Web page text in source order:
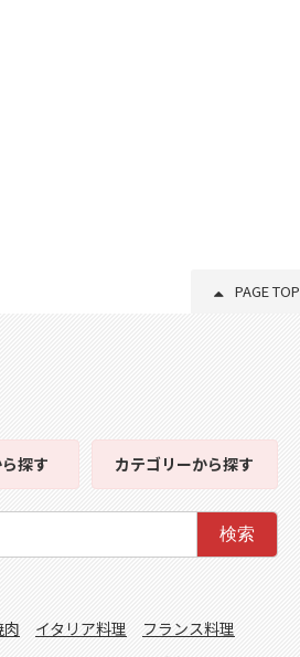
PAGE TOP
探す カテゴリーから探す
検索
肉 イタリア料理
フランス料理